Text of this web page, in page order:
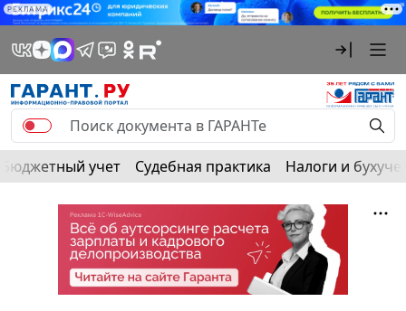
РЕКЛАМА
Бюджетный учет Судебная практика Налоги и